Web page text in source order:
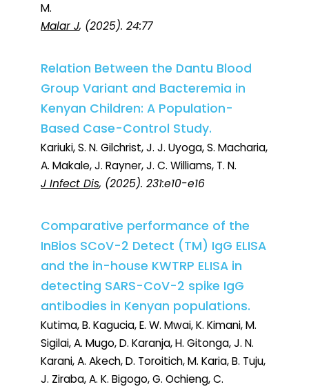
M.
Malar J, (2025). 24:77
Relation Between the Dantu Blood
Group Variant and Bacteremia in
Kenyan Children: A Population-
Based Case-Control Study.
Kariuki, S. N. Gilchrist, J. J. Uyoga, S. Macharia,
A. Makale, J. Rayner, J. C. Williams, T. N.
J Infect Dis, (2025). 231:e10-e16
Comparative performance of the
InBios SCoV-2 Detect (TM) IgG ELISA
and the in-house KWTRP ELISA in
detecting SARS-CoV-2 spike IgG
antibodies in Kenyan populations.
Kutima, B. Kagucia, E. W. Mwai, K. Kimani, M.
Sigilai, A. Mugo, D. Karanja, H. Gitonga, J. N.
Karani, A. Akech, D. Toroitich, M. Karia, B. Tuju,
J. Ziraba, A. K. Bigogo, G. Ochieng, C.